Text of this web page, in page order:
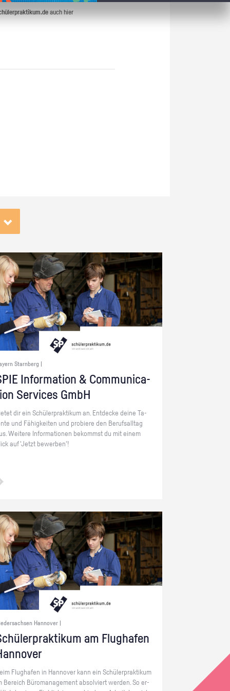
auch hier
Starnberg |
In­for­ma­ti­on & Com­mu­ni­ca­
Ser­vices GmbH
dir ein Schü­ler­prak­ti­kum an. Ent­de­cke deine Ta­
und Fä­hig­kei­ten und pro­bie­re den Be­rufs­all­tag
Wei­te­re In­for­ma­tio­nen be­kommst du mit einem
auf 'Jetzt be­wer­ben'!
Hannover |
am Flug­ha­fen
Flug­ha­fen in Han­no­ver kann ein Schü­ler­prak­ti­kum
Be­reich Bü­ro­ma­nage­ment ab­sol­viert wer­den. So er­